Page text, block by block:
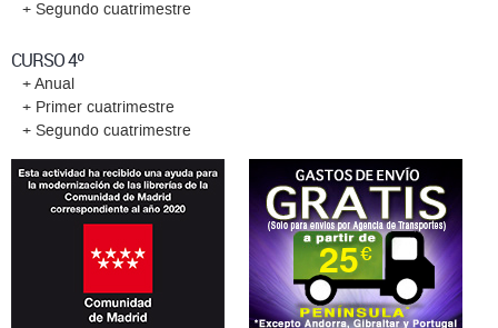
+ Segundo cuatrimestre
CURSO 4º
+ Anual
+ Primer cuatrimestre
+ Segundo cuatrimestre